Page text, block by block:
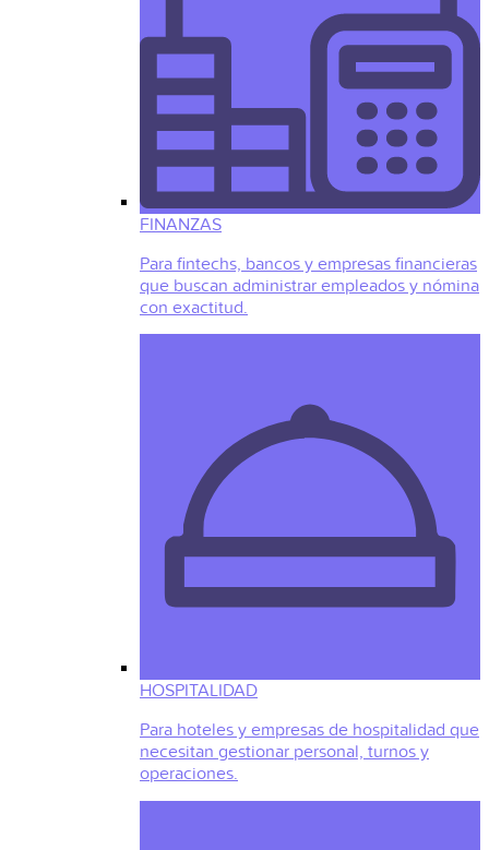
FINANZAS
Para fintechs, bancos y empresas financieras
que buscan administrar empleados y nómina
con exactitud.
HOSPITALIDAD
Para hoteles y empresas de hospitalidad que
necesitan gestionar personal, turnos y
operaciones.